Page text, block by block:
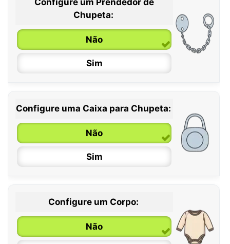
0 / 6 meses
6 / 36 meses
Chupeta:
Não
Sim
Configure uma Caixa para Chupeta:
Não
Sim
Configure um Corpo:
Não